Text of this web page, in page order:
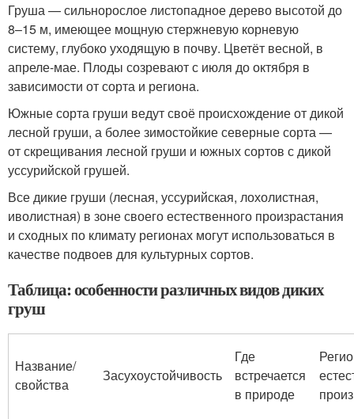
Груша — сильнорослое листопадное дерево высотой до
8–15 м, имеющее мощную стержневую корневую
систему, глубоко уходящую в почву. Цветёт весной, в
апреле-мае. Плоды созревают с июля до октября в
зависимости от сорта и региона.
Южные сорта груши ведут своё происхождение от дикой
лесной груши, а более зимостойкие северные сорта —
от скрещивания лесной груши и южных сортов с дикой
уссурийской грушей.
Все дикие груши (лесная, уссурийская, лохолистная,
иволистная) в зоне своего естественного произрастания
и сходных по климату регионах могут использоваться в
качестве подвоев для культурных сортов.
Таблица: особенности различных видов диких
груш
Название/
свойства
Засухоустойчивость
Где
встречается
в природе